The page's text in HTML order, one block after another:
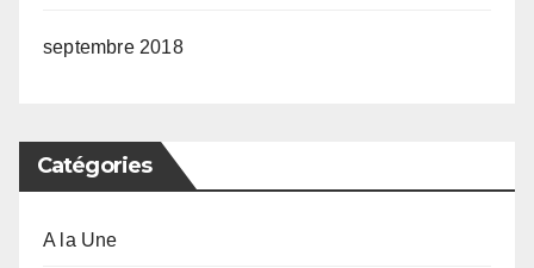
septembre 2018
Catégories
A la Une